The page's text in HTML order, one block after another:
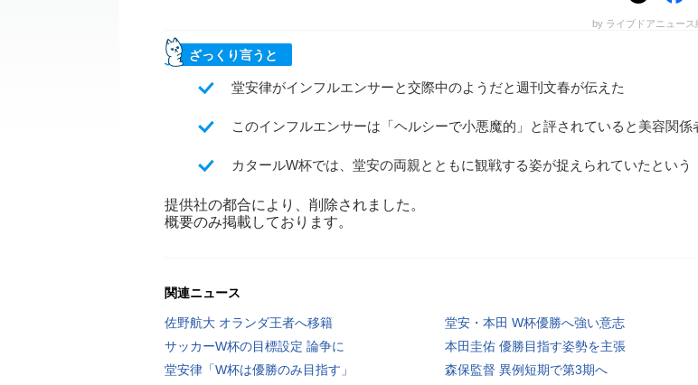
by ライブドアニュース
ざっくり言うと
堂安律がインフルエンサーと交際中のようだと週刊文春が伝えた
このインフルエンサーは「ヘルシーで小悪魔的」と評されていると美容関係
カタールW杯では、堂安の両親とともに観戦する姿が捉えられていたという
提供社の都合により、削除されました。
概要のみ掲載しております。
関連ニュース
佐野航大 オランダ王者へ移籍
堂安・本田 W杯優勝へ強い意志
サッカーW杯の目標設定 論争に
本田圭佑 優勝目指す姿勢を主張
堂安律「W杯は優勝のみ目指す」
森保監督 異例短期で第3期へ